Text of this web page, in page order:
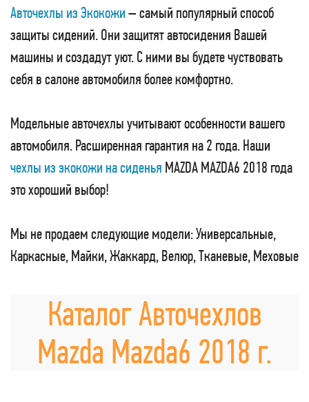
Авточехлы из Экокожи– самый популярный способ
защиты сидений. Они защитят автосидения Вашей
машины и создадут уют. С ними вы будете чуствовать
себя в салоне автомобиля более комфортно.
Модельные авточехлы учитывают особенности вашего
автомобиля. Расширенная гарантия на 2 года. Наши
чехлы из экокожи на сиденья MAZDA MAZDA6 2018 года
это хороший выбор!
Мы не продаем следующие модели: Универсальные,
Каркасные, Майки, Жаккард, Велюр, Тканевые, Меховые
Каталог Авточехлов
Mazda Mazda6 2018 г.